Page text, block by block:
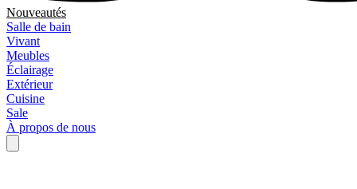
Nouveautés
Salle de bain
Vivant
Meubles
Éclairage
Extérieur
Cuisine
Sale
À propos de nous